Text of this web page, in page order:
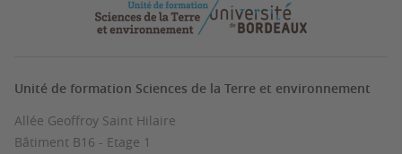
Unité de formation Sciences de la Terre et environnement
Allée Geoffroy Saint Hilaire
Bâtiment B16 - Etage 1